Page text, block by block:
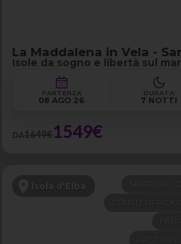
La Maddalena in Vela -
Isole da sogno e libertà sul
PARTENZA
08 AGO 26
DURATA
7 NOTTI
DA1649€1549€
Isola d'Elba